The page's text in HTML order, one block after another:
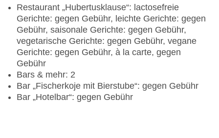
Restaurant „Hubertusklause“: lactosefreie
Gerichte: gegen Gebühr, leichte Gerichte: gegen
Gebühr, saisonale Gerichte: gegen Gebühr,
vegetarische Gerichte: gegen Gebühr, vegane
Gerichte: gegen Gebühr, à la carte, gegen
Gebühr
Bars & mehr: 2
Bar „Fischerkoje mit Bierstube“: gegen Gebühr
Bar „Hotelbar“: gegen Gebühr